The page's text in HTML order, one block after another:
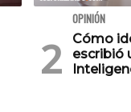
OPINIÓN
Cómo
escribió